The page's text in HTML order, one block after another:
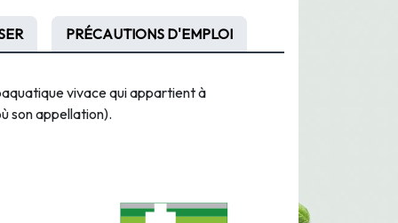
PRÉCAUTIONS D'EMPLOI
vivace qui appartient à
son appellation).